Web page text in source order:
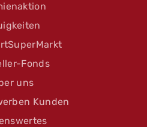
Fonds
uns
Kunden